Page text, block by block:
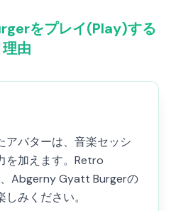
をプレイ(Play)する
理由
アバターは、音楽セッシ
を加えます。Retro
Abgerny Gyatt Burgerの
みください。